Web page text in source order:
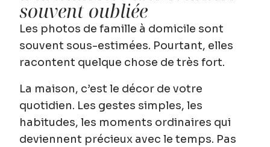
souvent oubliée
Les photos de famille à domicile sont
souvent sous-estimées. Pourtant, elles
racontent quelque chose de très fort.
La maison, c’est le décor de votre
quotidien. Les gestes simples, les
habitudes, les moments ordinaires qui
deviennent précieux avec le temps. Pas